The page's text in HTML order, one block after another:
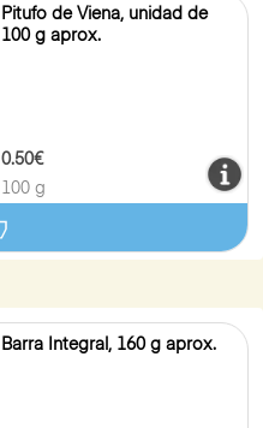
Pitufo de Viena, unidad de
100 g aprox.
0.50€
100 g
Barra Integral, 160 g aprox.